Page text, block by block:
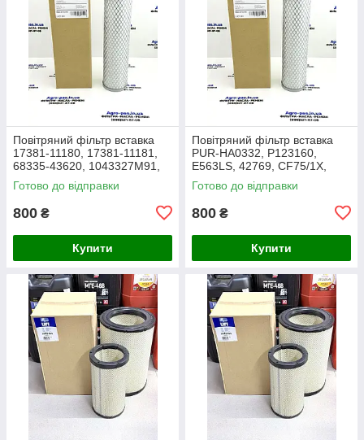
Повітряний фільтр вставка
17381-11180, 17381-11181,
68335-43620, 1043327M91,
3438717M1, 1909138,
86504143, PA2489, MD-7134
Готово до відправки
800 ₴
Купити
Повітряний фільтр вставка
PUR-HA0332, P123160,
E563LS, 42769, CF75/1X,
27.016.00, AF1966,
1043327M91, Y05761310,
Готово до відправки
800 ₴
Купити